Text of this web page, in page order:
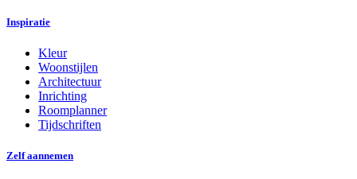
Inspiratie
Kleur
Woonstijlen
Architectuur
Inrichting
Roomplanner
Tijdschriften
Zelf aannemen